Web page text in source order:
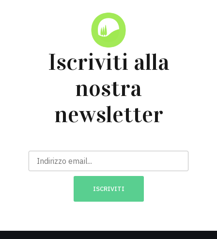
Iscriviti alla
nostra
newsletter